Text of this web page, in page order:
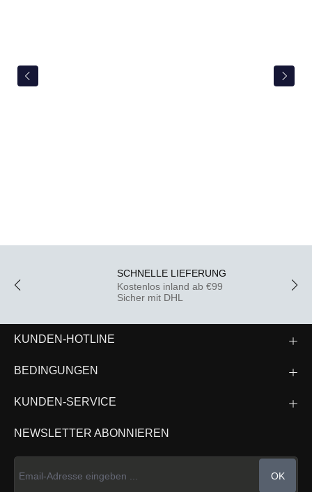
SCHNELLE LIEFERUNG
Kostenlos inland ab €99
Sicher mit DHL
KUNDEN-HOTLINE
BEDINGUNGEN
KUNDEN-SERVICE
NEWSLETTER ABONNIEREN
OK